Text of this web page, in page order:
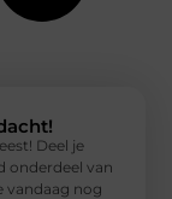
Deel je
onderdeel van
vandaag nog